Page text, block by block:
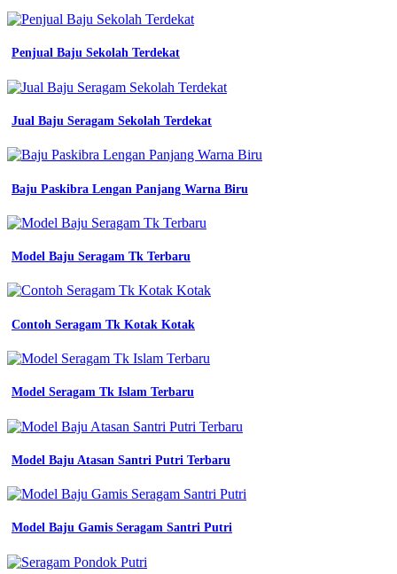
jual
kerja
warna
lichandra
seragam
jual
blazer
wanita
baju
blazer
jas
bedanya
Bikin
Kerja
Wanita
seragam
kerja
kombinasi
batik
kantor
pdh
Penjual Baju Sekolah Terdekat
Jual Baju Seragam Sekolah Terdekat
Baju Paskibra Lengan Panjang Warna Biru
Model Baju Seragam Tk Terbaru
Contoh Seragam Tk Kotak Kotak
Model Seragam Tk Islam Terbaru
Model Baju Atasan Santri Putri Terbaru
Model Baju Gamis Seragam Santri Putri